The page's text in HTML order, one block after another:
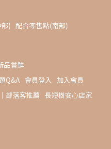
) 配合零售點(南部)
品嘗鮮
Q&A 會員登入 加入會員
部落客推薦 長短樹安心店家